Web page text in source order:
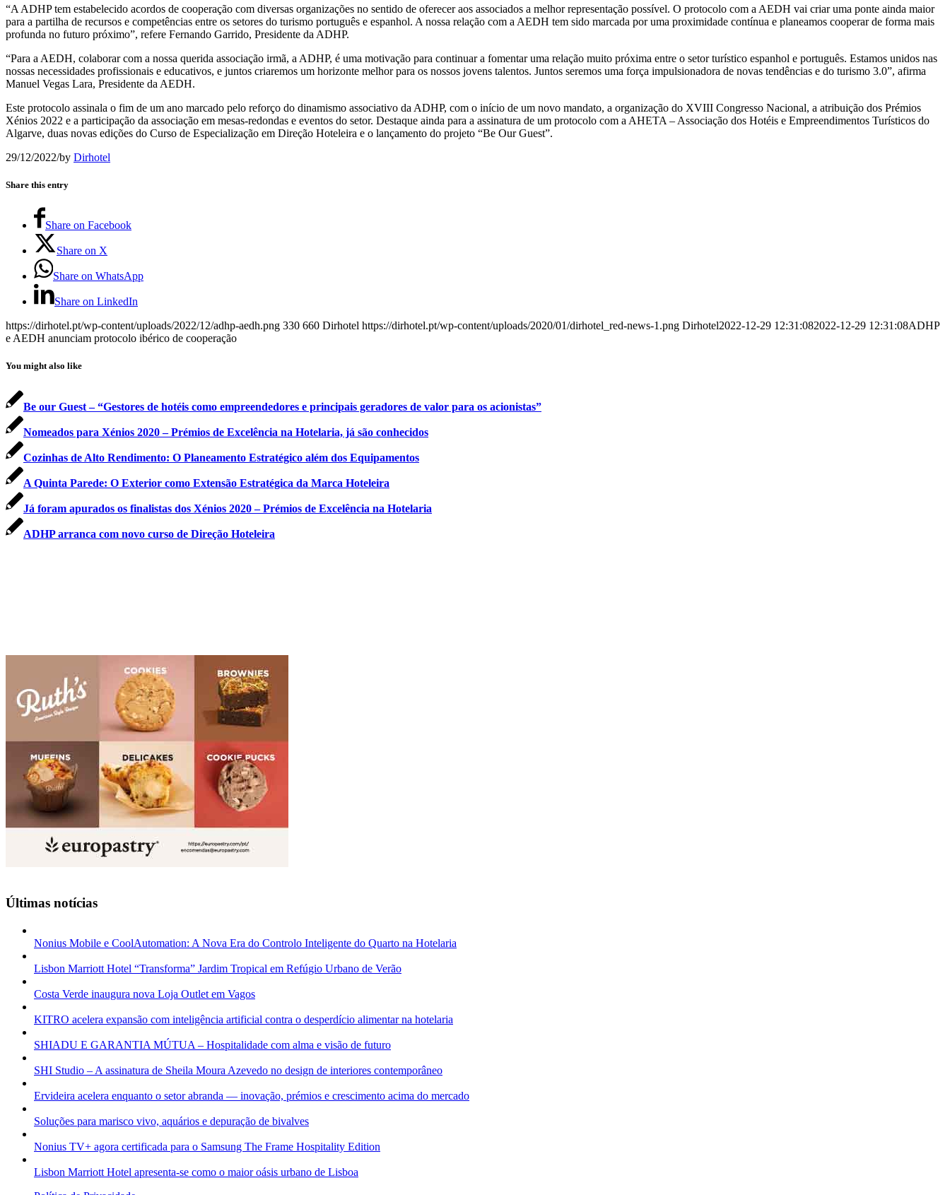
“A ADHP tem estabelecido acordos de cooperação com diversas organizações no sentido de oferecer aos associados a melhor representação possível. O protocolo com a AEDH vai criar uma ponte ainda maior
para a partilha de recursos e competências entre os setores do turismo português e espanhol. A nossa relação com a AEDH tem sido marcada por uma proximidade contínua e planeamos cooperar de forma mais
profunda no futuro próximo”, refere Fernando Garrido, Presidente da ADHP.
“Para a AEDH, colaborar com a nossa querida associação irmã, a ADHP, é uma motivação para continuar a fomentar uma relação muito próxima entre o setor turístico espanhol e português. Estamos unidos nas
nossas necessidades profissionais e educativos, e juntos criaremos um horizonte melhor para os nossos jovens talentos. Juntos seremos uma força impulsionadora de novas tendências e do turismo 3.0”, afirma
Manuel Vegas Lara, Presidente da AEDH.
Este protocolo assinala o fim de um ano marcado pelo reforço do dinamismo associativo da ADHP, com o início de um novo mandato, a organização do XVIII Congresso Nacional, a atribuição dos Prémios
Xénios 2022 e a participação da associação em mesas-redondas e eventos do setor. Destaque ainda para a assinatura de um protocolo com a AHETA – Associação dos Hotéis e Empreendimentos Turísticos do
Algarve, duas novas edições do Curso de Especialização em Direção Hoteleira e o lançamento do projeto “Be Our Guest”.
29/12/2022/by Dirhotel
Share this entry
Share on Facebook
Share on X
Share on WhatsApp
Share on LinkedIn
https://dirhotel.pt/wp-content/uploads/2022/12/adhp-aedh.png 330 660 Dirhotel https://dirhotel.pt/wp-content/uploads/2020/01/dirhotel_red-news-1.png Dirhotel2022-12-29 12:31:082022-12-29 12:31:08ADHP
e AEDH anunciam protocolo ibérico de cooperação
You might also like
Be our Guest – “Gestores de hotéis como empreendedores e principais geradores de valor para os acionistas”
Nomeados para Xénios 2020 – Prémios de Excelência na Hotelaria, já são conhecidos
Cozinhas de Alto Rendimento: O Planeamento Estratégico além dos Equipamentos
A Quinta Parede: O Exterior como Extensão Estratégica da Marca Hoteleira
Já foram apurados os finalistas dos Xénios 2020 – Prémios de Excelência na Hotelaria
ADHP arranca com novo curso de Direção Hoteleira
Últimas notícias
Nonius Mobile e CoolAutomation: A Nova Era do Controlo Inteligente do Quarto na Hotelaria
Lisbon Marriott Hotel “Transforma” Jardim Tropical em Refúgio Urbano de Verão
Costa Verde inaugura nova Loja Outlet em Vagos
KITRO acelera expansão com inteligência artificial contra o desperdício alimentar na hotelaria
SHIADU E GARANTIA MÚTUA – Hospitalidade com alma e visão de futuro
SHI Studio – A assinatura de Sheila Moura Azevedo no design de interiores contemporâneo
Ervideira acelera enquanto o setor abranda — inovação, prémios e crescimento acima do mercado
Soluções para marisco vivo, aquários e depuração de bivalves
Nonius TV+ agora certificada para o Samsung The Frame Hospitality Edition
Lisbon Marriott Hotel apresenta-se como o maior oásis urbano de Lisboa